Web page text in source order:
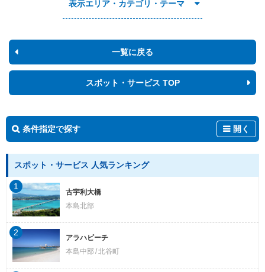
表示エリア・カテゴリ・テーマ
一覧に戻る
スポット・サービス TOP
条件指定で探す 開く
スポット・サービス 人気ランキング
古宇利大橋
本島北部
1
アラハビーチ
本島中部 北谷町
2